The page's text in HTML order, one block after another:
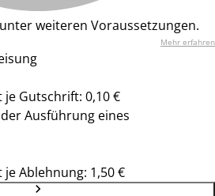
weiteren Voraussetzungen.
Mehr erfahren
je Gutschrift: 0,10 €
Ausführung eines
Ablehnung: 1,50 €